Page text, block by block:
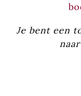
Je bent een